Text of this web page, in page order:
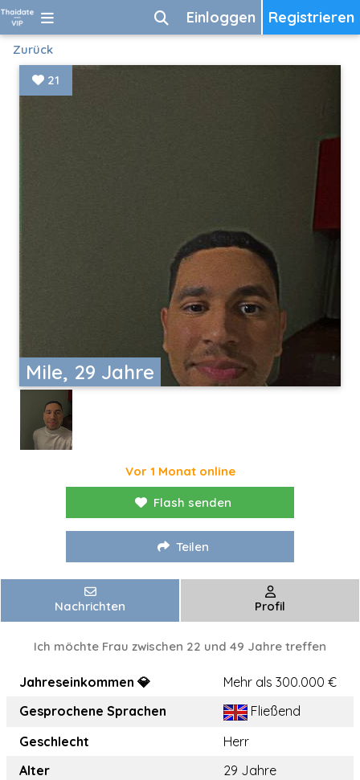
Registrieren
Einloggen
Zurück
Mile, 29 Jahre
21
Vor 1 Monat online
Flash senden
Teilen
Nachrichten Profil
Ich möchte Frau zwischen 22 und 49 Jahre treffen
Jahreseinkommen 💎
Mehr als 300.000 €
Gesprochene Sprachen
Fließend
Geschlecht
Herr
Alter
29 Jahre